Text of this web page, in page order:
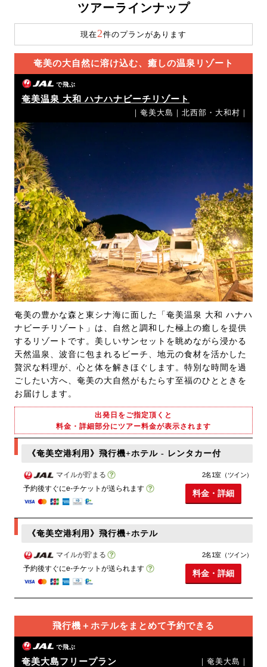
ツアーラインナップ
現在2件のプランがあります
奄美の大自然に溶け込む、癒しの温泉リゾート
で飛ぶ
奄美温泉 大和 ハナハナビーチリゾート
｜奄美大島｜北西部・大和村｜
奄美の豊かな森と東シナ海に面した「奄美温泉 大和 ハナハ
ナビーチリゾート」は、自然と調和した極上の癒しを提供
するリゾートです。美しいサンセットを眺めながら浸かる
天然温泉、波音に包まれるビーチ、地元の食材を活かした
贅沢な料理が、心と体を解きほぐします。特別な時間を過
ごしたい方へ、奄美の大自然がもたらす至福のひとときを
お届けします。
出発日をご指定頂くと
料金・詳細部分にツアー料金が表示されます
《奄美空港利用》飛行機+ホテル - レンタカー付
マイルが貯まる
予約後すぐにe-チケットが送られます
2名1室（ツイン）
料金・詳細
《奄美空港利用》飛行機+ホテル
マイルが貯まる
予約後すぐにe-チケットが送られます
2名1室（ツイン）
料金・詳細
飛行機＋ホテルをまとめて予約できる
で飛ぶ
奄美大島フリープラン ｜奄美大島｜